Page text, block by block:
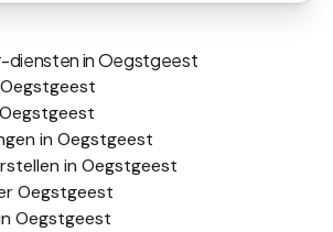
diensten inOegstgeest
in Oegstgeest
in Oegstgeest
Oegstgeest
Oegstgeest